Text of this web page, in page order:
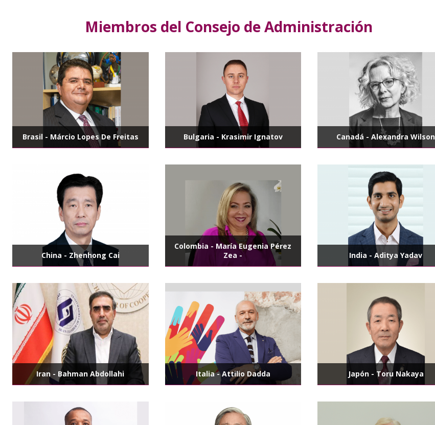
Miembros del Consejo de Administración
Brasil - Márcio Lopes De Freitas Bulgaria - Krasimir Ignatov Canadá - Alexandra Wilson
China - Zhenhong Cai
Colombia - María Eugenia Pérez
Zea -
India - Aditya Yadav
Iran - Bahman Abdollahi Italia - Attilio Dadda Japón - Toru Nakaya